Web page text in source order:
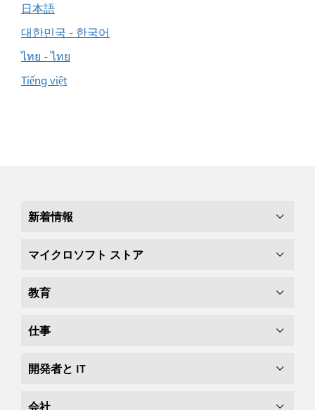
日本語
대한민국 - 한국어
ไทย - ไทย
Tiếng việt
新着情報
マイクロソフト ストア
教育
仕事
開発者と IT
会社